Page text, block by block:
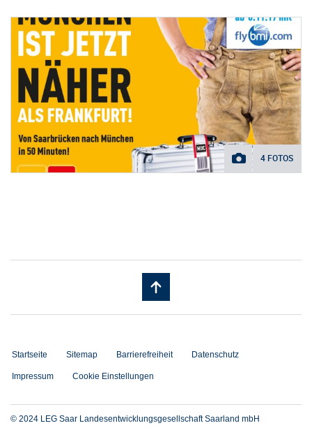
4 FOTOS
Startseite Sitemap Barrierefreiheit Datenschutz
Impressum Cookie Einstellungen
© 2024 LEG Saar Landesentwicklungsgesellschaft Saarland mbH